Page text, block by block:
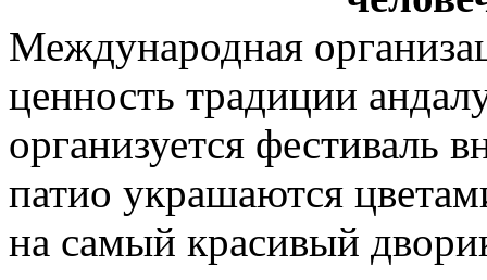
Международная
ценность традиции
организуется фестиваль
патио украшаются
на самый красивый